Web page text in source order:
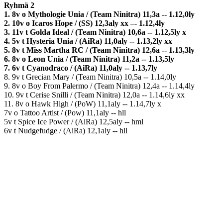
Ryhmä 2
1. 8v o Mythologie Unia / (Team Ninitra) 11,3a -- 1.12,0ly
2. 10v o Icaros Hope / (SS) 12,3aly xx –- 1.12,4ly
3. 11v t Golda Ideal / (Team Ninitra) 10,6a -- 1.12,5ly x
4. 5v t Hysteria Unia / (AiRa) 11,0aly -- 1.13,2ly xx
5. 8v t Miss Martha RC / (Team Ninitra) 12,6a -- 1.13,3ly
6. 8v o Leon Unia / (Team Ninitra) 11,2a -- 1.13,5ly
7. 6v t Cyanodraco / (AiRa) 11,0aly -- 1.13,7ly
8. 9v t Grecian Mary / (Team Ninitra) 10,5a -- 1.14,0ly
9. 8v o Boy From Palermo / (Team Ninitra) 12,4a -- 1.14,4ly
10. 9v t Cerise Snilli / (Team Ninitra) 12,0a -- 1.14,6ly xx
11. 8v o Hawk High / (PoW) 11,1aly -- 1.14,7ly x
7v o Tattoo Artist / (Pow) 11,1aly -- hll
5v t Spice Ice Power / (AiRa) 12,5aly -- hml
6v t Nudgefudge / (AiRa) 12,1aly -- hll